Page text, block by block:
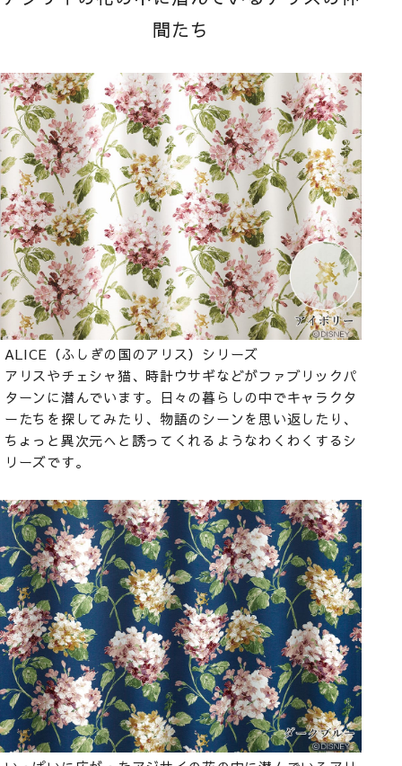
間たち
ALICE（ふしぎの国のアリス）シリーズ
アリスやチェシャ猫、時計ウサギなどがファブリックパ
ターンに潜んでいます。日々の暮らしの中でキャラクタ
ーたちを探してみたり、物語のシーンを思い返したり、
ちょっと異次元へと誘ってくれるようなわくわくするシ
リーズです。